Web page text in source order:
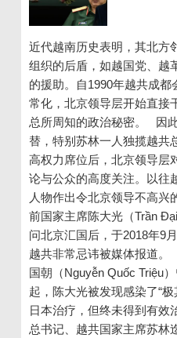
近代越南历史表明，其北方
组织的后盾，如越国党、越
的援助。自1990年越共成
常化，北京领导层开始直接
总所周知的政治秘密。 因
替，特别苏林一人独揽越共
高权力席位后，北京领导层
论与公众的高度关注。以往
人物作出令北京领导不高兴
前国家主席陈大光（Trần
问北京汇国后，于2018年9
越共非常忌讳被媒体报道
国朝（Nguyễn Quốc Triệu
起，陈大光被发现感染了“
日本治疗，但终未得到有效
总书记、越共国家主席苏林